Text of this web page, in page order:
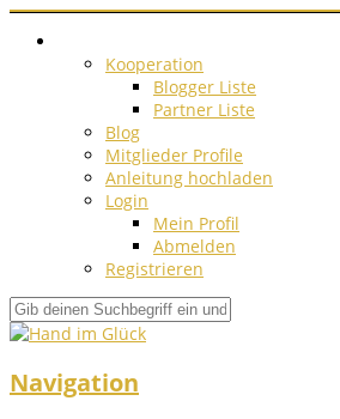
Kooperation
Blogger Liste
Partner Liste
Blog
Mitglieder Profile
Anleitung hochladen
Login
Mein Profil
Abmelden
Registrieren
Navigation